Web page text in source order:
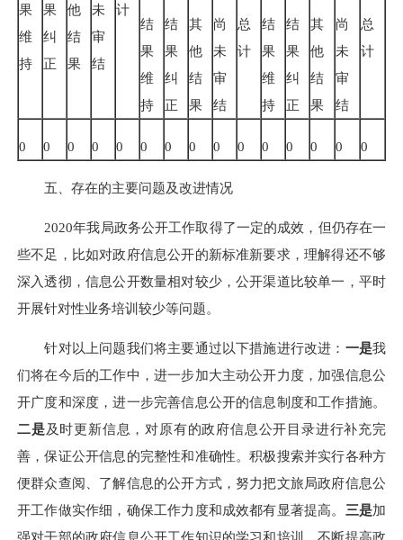
果
维
持
果
纠
正
他
结
果
未
审
结
计
结
果
维
持
结
果
纠
正
其
他
结
果
尚
未
审
结
总
计
结
果
维
持
结
果
纠
正
其
他
结
果
尚
未
审
结
总
计
0 0 0 0 0 0 0 0 0 0 0 0 0 0 0
五、存在的主要问题及改进情况
2020年我局政务公开工作取得了一定的成效， 但仍存在一
些不足，比如对政府信息公开的新标准新要求，理解得还不够
深入透彻， 信息公开数量相对较少，公开渠道比较单一 ， 平时
开展针对性业务培训较少等问题。
针对以上问题我们将主要通过以下措施进行改进： 一是我
们将在今后的工作中，进一步加大主动公开力度，加强信息公
开广度和深度，进一步完善信息公开的信息制度和工作措施。
二是及时更新信息，对原有的政府信息公开目录进行补充完
善，保证公开信息的完整性和准确性。积极搜索并实行各种方
便群众查阅、了解信息的公开方式，努力把文旅局政府信息公
开工作做实作细，确保工作力度和成效都有显著提高。 三是加